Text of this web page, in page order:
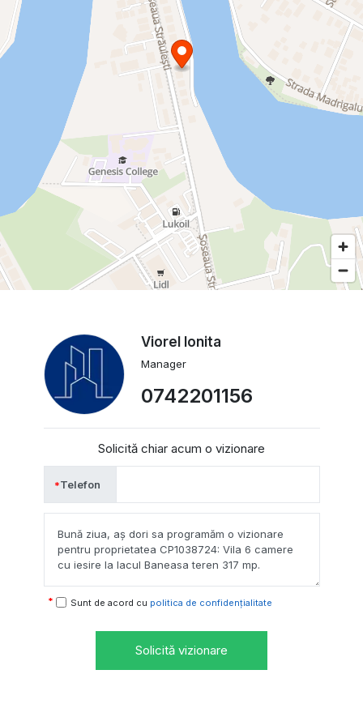
Viorel Ionita
Manager
0742201156
Solicită chiar acum o vizionare
Telefon
Sunt de acord cu politica de confidențialitate
Solicită vizionare